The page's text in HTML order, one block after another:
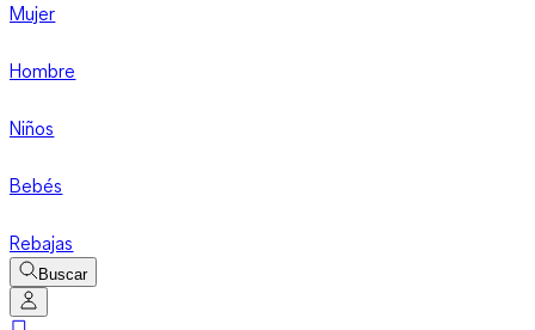
Mujer
Hombre
Niños
Bebés
Rebajas
Buscar